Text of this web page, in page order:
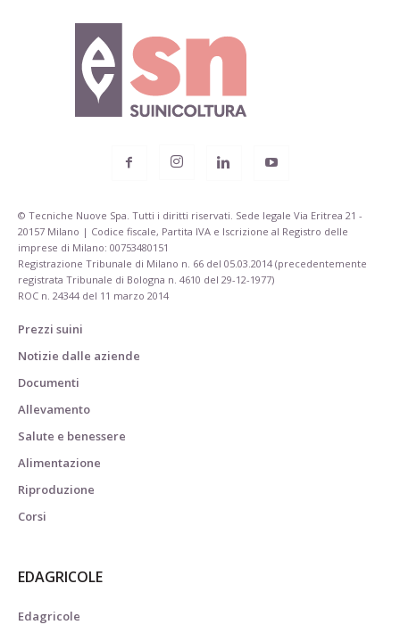
© Tecniche Nuove Spa. Tutti i diritti riservati. Sede legale Via Eritrea 21 -
20157 Milano | Codice fiscale, Partita IVA e Iscrizione al Registro delle
imprese di Milano: 00753480151
Registrazione Tribunale di Milano n. 66 del 05.03.2014 (precedentemente
registrata Tribunale di Bologna n. 4610 del 29-12-1977)
ROC n. 24344 del 11 marzo 2014
Prezzi suini
Notizie dalle aziende
Documenti
Allevamento
Salute e benessere
Alimentazione
Riproduzione
Corsi
EDAGRICOLE
Edagricole